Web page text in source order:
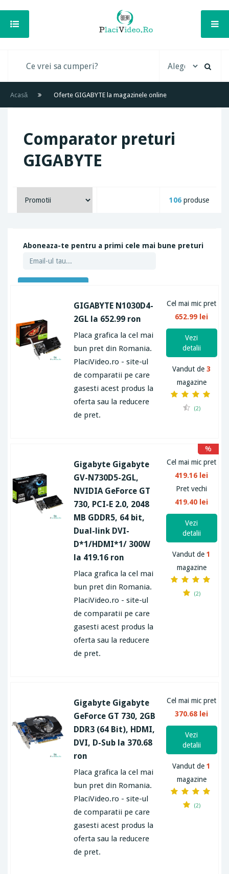
Acasă Oferte GIGABYTE la magazinele online
Comparator preturi
GIGABYTE
106 produse
Aboneaza-te pentru a primi cele mai bune preturi
GIGABYTE N1030D4-
2GL la 652.99 ron
Placa grafica la cel mai
bun pret din Romania.
PlaciVideo.ro - site-ul
de comparatii pe care
gasesti acest produs la
oferta sau la reducere
de pret.
Cel mai mic pret
652.99 lei
Vezi
detalii
Vandut de3
magazine
(2)
Gigabyte Gigabyte
GV-N730D5-2GL,
NVIDIA GeForce GT
730, PCI-E 2.0, 2048
MB GDDR5, 64 bit,
Dual-link DVI-
D*1/HDMI*1/ 300W
la 419.16 ron
Placa grafica la cel mai
bun pret din Romania.
PlaciVideo.ro - site-ul
de comparatii pe care
gasesti acest produs la
oferta sau la reducere
de pret.
Cel mai mic pret
419.16 lei
Pret vechi
419.40 lei
%
Vezi
detalii
Vandut de1
magazine
(2)
Gigabyte Gigabyte
GeForce GT 730, 2GB
DDR3 (64 Bit), HDMI,
DVI, D-Sub la 370.68
ron
Placa grafica la cel mai
bun pret din Romania.
PlaciVideo.ro - site-ul
de comparatii pe care
gasesti acest produs la
oferta sau la reducere
de pret.
Cel mai mic pret
370.68 lei
Vezi
detalii
Vandut de1
magazine
(2)